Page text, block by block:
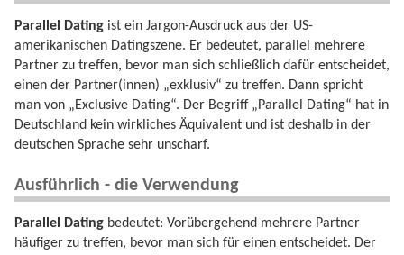
Parallel Dating ist ein Jargon-Ausdruck aus der US-
amerikanischen Datingszene. Er bedeutet, parallel mehrere
Partner zu treffen, bevor man sich schließlich dafür entscheidet,
einen der Partner(innen) „exklusiv“ zu treffen. Dann spricht
man von „Exclusive Dating“. Der Begriff „Parallel Dating“ hat in
Deutschland kein wirkliches Äquivalent und ist deshalb in der
deutschen Sprache sehr unscharf.
Ausführlich - die Verwendung
Parallel Dating bedeutet: Vorübergehend mehrere Partner
häufiger zu treffen, bevor man sich für einen entscheidet. Der